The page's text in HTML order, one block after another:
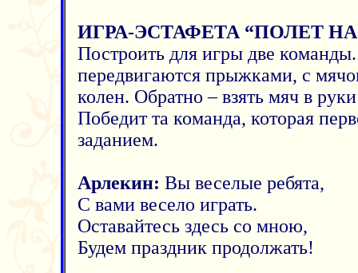
ИГРА-ЭСТАФЕТА “ПОЛЕТ
Построить для игры две
передвигаются прыжками, с
колен. Обратно – взять мяч в
Победит та команда, которая
заданием.
Арлекин: Вы веселые ребята,
С вами весело играть.
Оставайтесь здесь со мною,
Будем праздник продолжать!